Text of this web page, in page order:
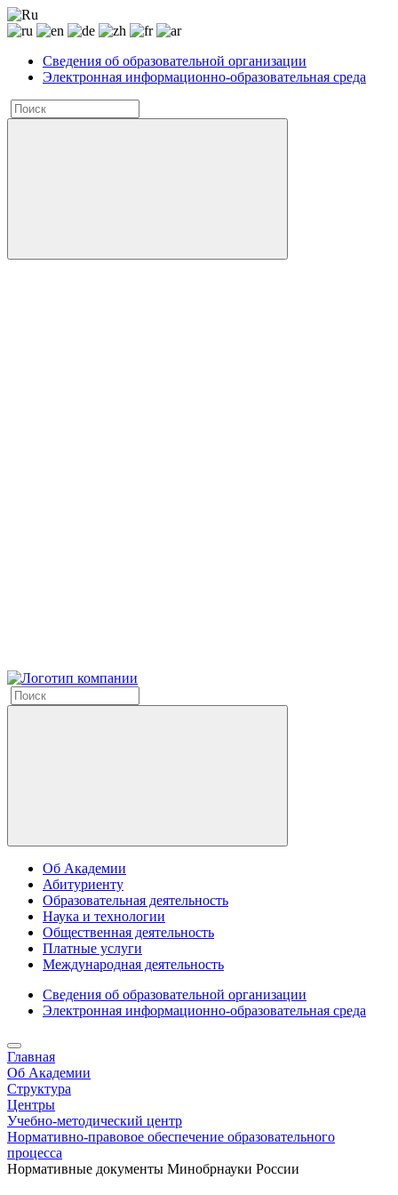
Сведения об образовательной организации
Электронная информационно-образовательная среда
Об Академии
Абитуриенту
Образовательная деятельность
Наука и технологии
Общественная деятельность
Платные услуги
Международная деятельность
Сведения об образовательной организации
Электронная информационно-образовательная среда
Главная
Об Академии
Структура
Центры
Учебно-методический центр
Нормативно-правовое обеспечение образовательного
процесса
Нормативные документы Минобрнауки России